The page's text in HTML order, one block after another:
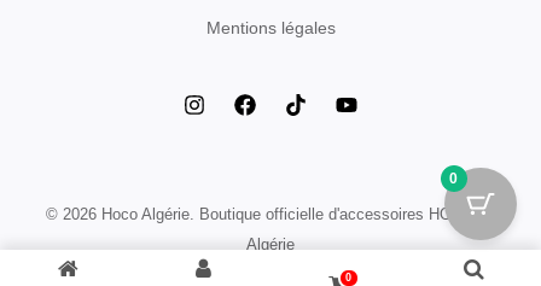
Mentions légales
© 2026 Hoco Algérie. Boutique officielle d'accessoires HOCO en
Algérie
0
0